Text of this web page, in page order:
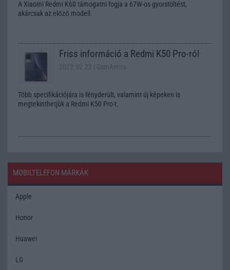
A Xiaomi Redmi K60 támogatni fogja a 67W-os gyorstöltést,
akárcsak az előző modell.
Friss információ a Redmi K50 Pro-ról
2022.02.22 | GsmArena
Több specifikációjára is fényderült, valamint új képeken is
megtekinthetjük a Redmi K50 Pro-t.
MOBILTELEFON MÁRKÁK
Apple
Honor
Huawei
LG